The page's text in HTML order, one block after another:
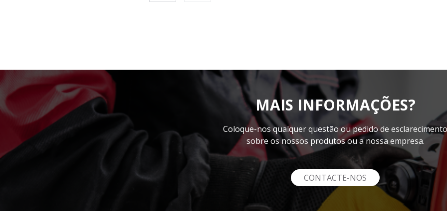
MAIS INFORMAÇÕES?
Coloque-nos qualquer questão ou pedido de esclarecimento
sobre os nossos produtos ou a nossa empresa.
CONTACTE-NOS